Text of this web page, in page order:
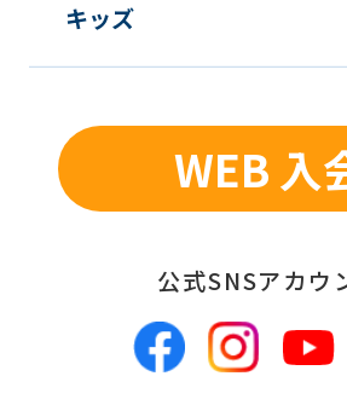
キッズ
WEB 入
公式SNSアカウ